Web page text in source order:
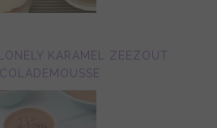
KARAMEL ZEEZOUT